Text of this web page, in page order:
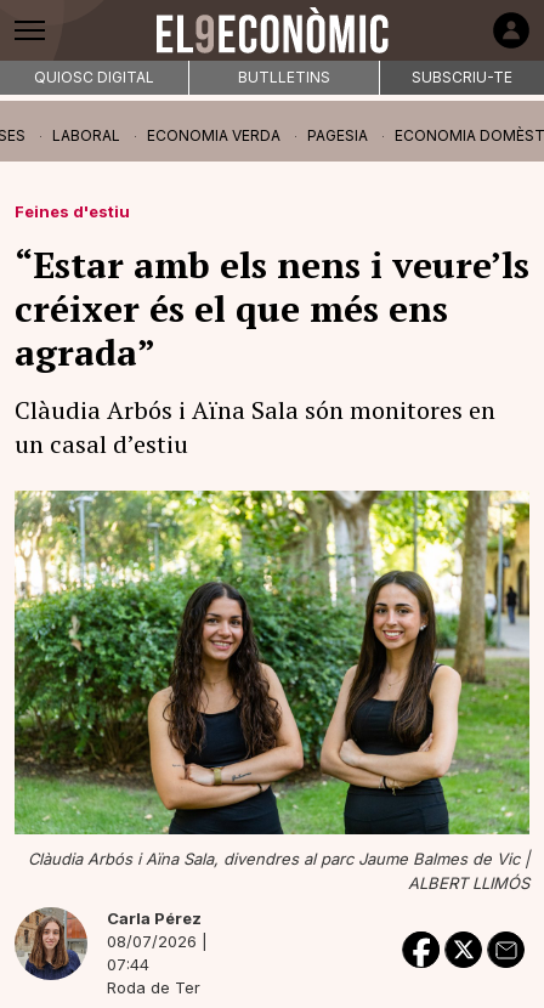
QUIOSC DIGITAL BUTLLETINS SUBSCRIU-TE
LABORAL ECONOMIA VERDA PAGESIA ECONOMIA
Feines d'estiu
“Estar amb els nens i veure’ls
créixer és el que més ens
agrada”
Clàudia Arbós i Aïna Sala són monitores en
un casal d’estiu
Clàudia Arbós i Aïna Sala, divendres al parc Jaume Balmes de Vic |
ALBERT LLIMÓS
Carla Pérez
08/07/2026 |
07:44
Roda de Ter